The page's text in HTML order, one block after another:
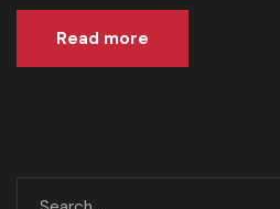
Read more